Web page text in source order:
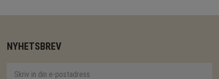
NYHETSBREV